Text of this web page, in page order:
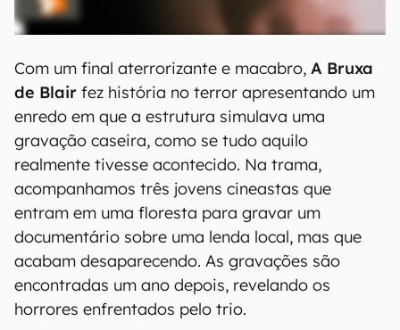
Com um final aterrorizante e macabro, A Bruxa
de Blair fez história no terror apresentando um
enredo em que a estrutura simulava uma
gravação caseira, como se tudo aquilo
realmente tivesse acontecido. Na trama,
acompanhamos três jovens cineastas que
entram em uma floresta para gravar um
documentário sobre uma lenda local, mas que
acabam desaparecendo. As gravações são
encontradas um ano depois, revelando os
horrores enfrentados pelo trio.